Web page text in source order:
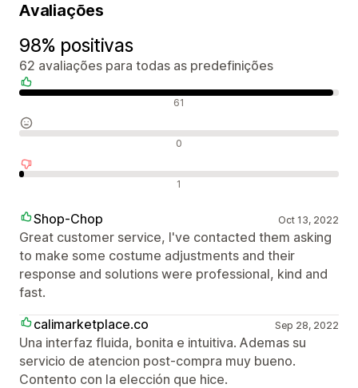
Avaliações
98% positivas
62 avaliações para todas as predefinições
61
0
1
Shop-Chop Oct 13, 2022
Great customer service, I've contacted them asking
to make some costume adjustments and their
response and solutions were professional, kind and
fast.
calimarketplace.co
Sep 28, 2022
Una interfaz fluida, bonita e intuitiva. Ademas su
servicio de atencion post-compra muy bueno.
Contento con la elección que hice.